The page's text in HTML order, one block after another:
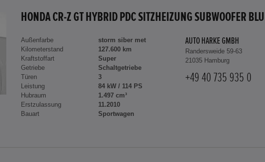
Außenfarbe
storm siber met
Kilometerstand
127.600 km
Kraftstoffart
Super
Getriebe
Schaltgetriebe
Türen
3
Leistung
84 kW / 114 PS
Hubraum
1.497 cm³
Erstzulassung
11.2010
Bauart
Sportwagen
AUTO HARKE GMBH
Randersweide 59-63
21035 Hamburg
+49 40 735 935 0